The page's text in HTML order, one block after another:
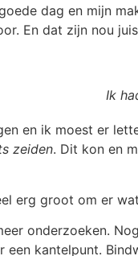
dag en mijn
En dat zijn nou
Ik
en ik moest er
zeiden. Dit kon en
erg groot om er
onderzoeken.
een kantelpunt.